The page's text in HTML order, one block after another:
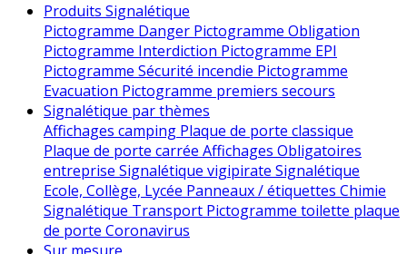
Produits Signalétique
Pictogramme Danger Pictogramme Obligation
Pictogramme Interdiction Pictogramme EPI
Pictogramme Sécurité incendie Pictogramme
Evacuation Pictogramme premiers secours
Signalétique par thèmes
Affichages camping Plaque de porte classique
Plaque de porte carrée Affichages Obligatoires
entreprise Signalétique vigipirate Signalétique
Ecole, Collège, Lycée Panneaux / étiquettes Chimie
Signalétique Transport Pictogramme toilette plaque
de porte Coronavirus